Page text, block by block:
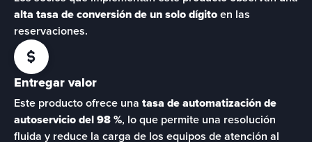
alta tasa de conversión de un solo dígito en las
reservaciones.
Entregar valor
Este producto ofrece una tasa de automatización de
autoservicio del 98 %, lo que permite una resolución
fluida y reduce la carga de los equipos de atención al